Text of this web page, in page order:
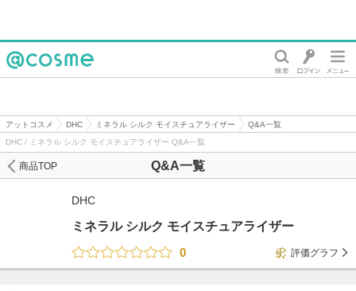
アットコスメ DHC ミネラル シルク モイスチュアライザー
Q&A一覧
DHC / ミネラル シルク モイスチュアライザー Q&A一覧
Q&A一覧
商品TOP
DHC
ミネラル シルク モイスチュアライザー
0
評価グラフ